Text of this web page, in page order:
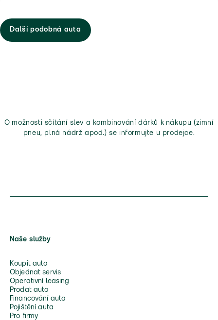
Další podobná auta
O možnosti sčítání slev a kombinování dárků k nákupu (zimní
pneu, plná nádrž apod.) se informujte u prodejce.
Naše služby
Koupit auto
Objednat servis
Operativní leasing
Prodat auto
Financování auta
Pojištění auta
Pro firmy